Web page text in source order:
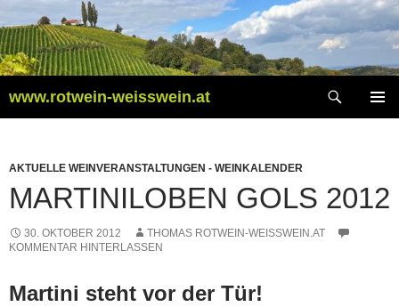
Inhalt
springen
www.rotwein-weisswein.at
AKTUELLE WEINVERANSTALTUNGEN - WEINKALENDER
MARTINILOBEN GOLS 2012
30. OKTOBER 2012
THOMAS ROTWEIN-WEISSWEIN.AT
KOMMENTAR HINTERLASSEN
Martini steht vor der Tür!